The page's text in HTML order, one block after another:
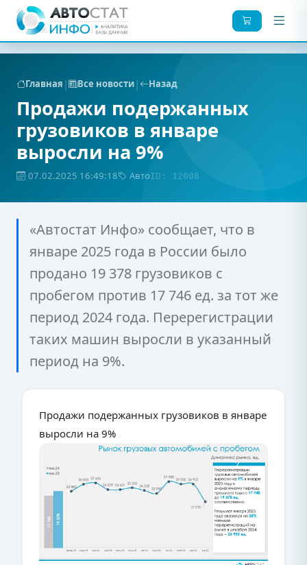
Главная | Все новости| Назад
Продажи подержанных
грузовиков в январе
выросли на 9%
07.02.2025 16:49:18 АвтоID: 12008
«Автостат Инфо» сообщает, что в
январе 2025 года в России было
продано 19 378 грузовиков с
пробегом против 17 746 ед. за тот же
период 2024 года. Перерегистрации
таких машин выросли в указанный
период на 9%.
Продажи подержанных грузовиков в январе
выросли на 9%